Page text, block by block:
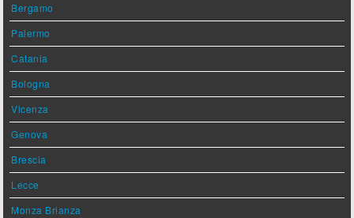
Bergamo
Palermo
Catania
Bologna
Vicenza
Genova
Brescia
Lecce
Monza Brianza